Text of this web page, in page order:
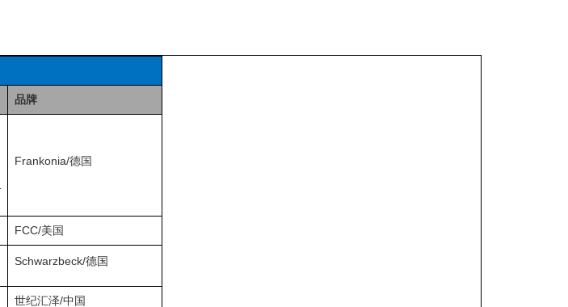
品牌
Frankonia/德国
FCC/美国
Schwarzbeck/德国
世纪汇泽/中国